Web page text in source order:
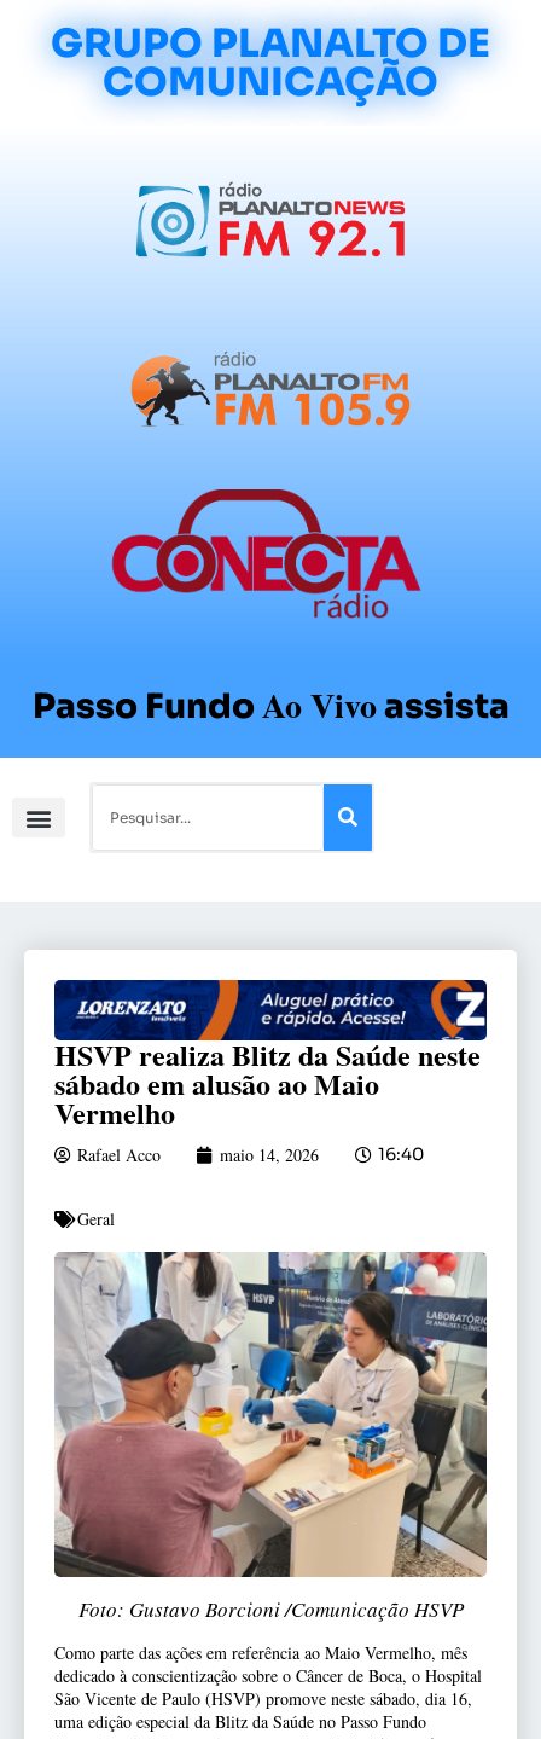
GRUPO PLANALTO DE
COMUNICAÇÃO
Passo FundoAo Vivoassista
HSVP realiza Blitz da Saúde neste
sábado em alusão ao Maio
Vermelho
Rafael Acco maio 14, 2026 16:40
Geral
Foto: Gustavo Borcioni /Comunicação HSVP
Como parte das ações em referência ao Maio Vermelho, mês
dedicado à conscientização sobre o Câncer de Boca, o Hospital
São Vicente de Paulo (HSVP) promove neste sábado, dia 16,
uma edição especial da Blitz da Saúde no Passo Fundo